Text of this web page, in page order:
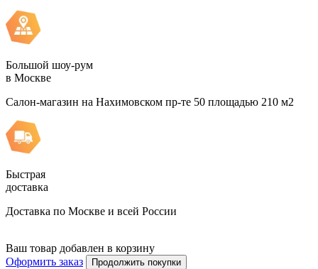
Большой шоу-рум
в Москве
Салон-магазин на Нахимовском пр-те 50 площадью 210 м2
Быстрая
доставка
Доставка по Москве и всей России
Ваш товар добавлен в корзину
Оформить заказ
Продолжить покупки